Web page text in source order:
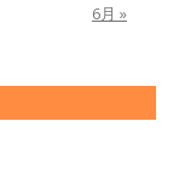
6月 »